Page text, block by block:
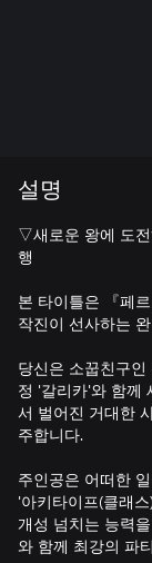
설명
▽새로운 왕에 도
행
본 타이틀은 『페
작진이 선사하는
당신은 소꿉친구
정 '갈리카'와 함께
서 벌어진 거대한
주합니다.
주인공은 어떠한
'아키타이프(클래
개성 넘치는 능력
와 함께 최강의 파